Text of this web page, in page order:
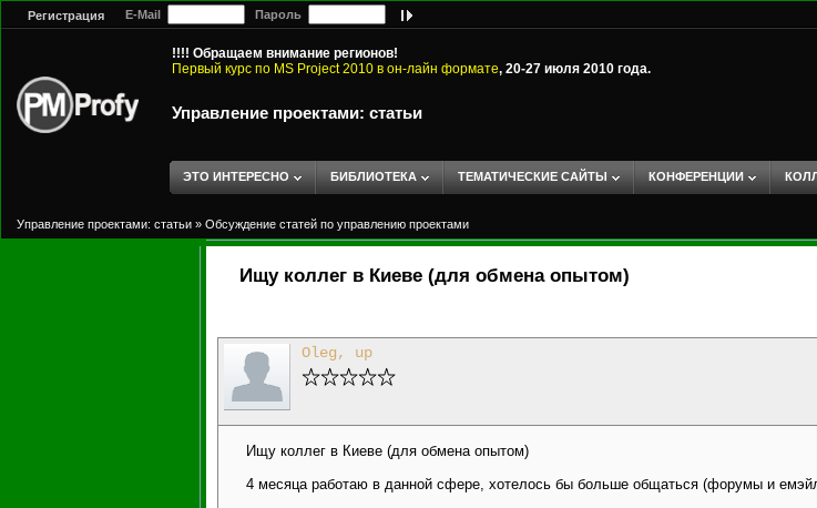
Регистрация E-Mail Пароль
!!!! Обращаем внимание регионов!
Первый курс по MS Project 2010 в он-лайн формате, 20-27 июля 2010 года.
Управление проектами: статьи
ЭТО ИНТЕРЕСНО БИБЛИОТЕКА ТЕМАТИЧЕСКИЕ САЙТЫ КОНФЕРЕНЦИИ
Управление проектами: статьи » Обсуждение статей по управлению проектами
Ищу коллег в Киеве (для обмена опытом)
Oleg, up
Ищу коллег в Киеве (для обмена опытом)
4 месяца работаю в данной сфере, хотелось бы больше общаться (форумы и